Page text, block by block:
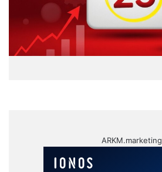
ARKM.marketing